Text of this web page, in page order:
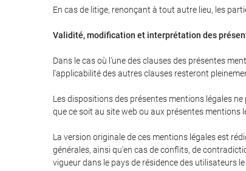
En cas de litige, renonçant à tout autre lieu, les
Validité, modification et interprétation des
Dans le cas où l'une des clauses des présentes
l'applicabilité des autres clauses resteront
Les dispositions des présentes mentions légales
que ce soit au site web ou aux présentes
La version originale de ces mentions légales est
générales, ainsi qu'en cas de conflits, de
vigueur dans le pays de résidence des utilisateurs